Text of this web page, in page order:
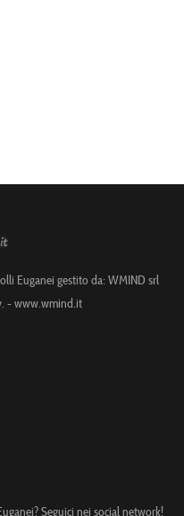
Euganei gestito da: WMIND srl
-www.wmind.it
Seguici nei social network!